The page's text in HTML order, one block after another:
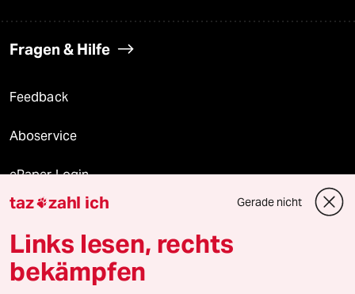
Fragen & Hilfe
Feedback
Aboservice
ePaper Login
Downloads für Abonnierende
© 2026 taz Verlags und Vertriebs GmbH
taz zahl ich Gerade nicht
Links lesen, rechts
bekämpfen